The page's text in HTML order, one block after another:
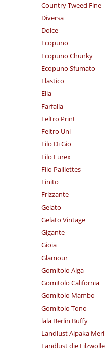
Country Tweed Fine
Diversa
Dolce
Ecopuno
Ecopuno Chunky
Ecopuno Sfumato
Elastico
Ella
Farfalla
Feltro Print
Feltro Uni
Filo Di Gio
Filo Lurex
Filo Paillettes
Finito
Frizzante
Gelato
Gelato Vintage
Gigante
Gioia
Glamour
Gomitolo Alga
Gomitolo California
Gomitolo Mambo
Gomitolo Tono
lala Berlin Buffy
Landlust Alpaka
Landlust die Filzwolle